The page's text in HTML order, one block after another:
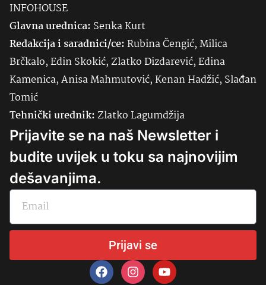
INFOHOUSE
Glavna urednica: SenkaKurt
Redakcija i saradnici/ce:Rubina Čengić, Milica
Brčkalo, Edin Skokić, Zlatko Dizdarević, Edina
Kamenica, Anisa Mahmutović, Kenan Hadžić, Slađan
Tomić
Tehnički urednik:Zlatko Lagumdžija
Prijavite se na naš Newsletter i
budite uvijek u toku sa najnovijim
dešavanjima.
Prijavi se